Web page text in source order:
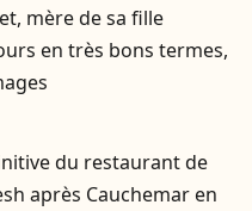
mère de sa fille
en très bons termes,
du restaurant de
après Cauchemar en